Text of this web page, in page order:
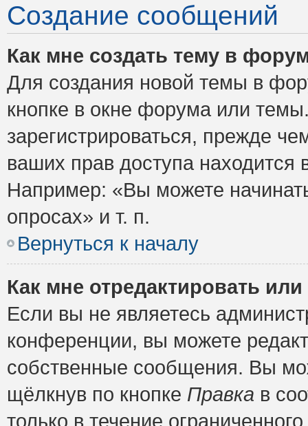
Создание сообщений
Как мне создать тему в
Для создания новой темы в
кнопке в окне форума или
зарегистрироваться, прежде
ваших прав доступа
Например: «Вы можете
опросах» и т. п.
Вернуться к началу
Как мне отредактировать
Если вы не являетесь
конференции, вы можете
собственные сообщения. Вы
щёлкнув по кнопке Правка в
только в течение